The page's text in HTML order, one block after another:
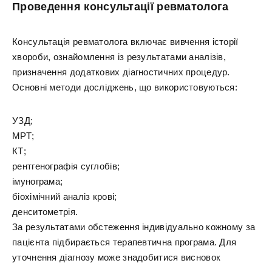
Проведення консультації ревматолога
Консультація ревматолога включає вивчення історії
хвороби, ознайомлення із результатами аналізів,
призначення додаткових діагностичних процедур.
Основні методи досліджень, що використовуються:
УЗД;
МРТ;
КТ;
рентгенографія суглобів;
імунограма;
біохімічний аналіз крові;
денситометрія.
За результатами обстеження індивідуально кожному за
пацієнта підбирається терапевтична програма. Для
уточнення діагнозу може знадобитися висновок